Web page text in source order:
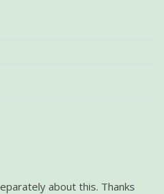
about this. Thanks